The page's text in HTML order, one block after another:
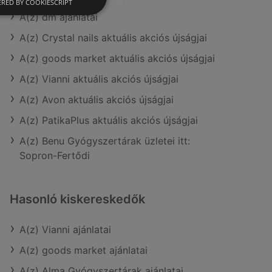
A(z) dm ajánlatai
A(z) Crystal nails aktuális akciós újságjai
A(z) goods market aktuális akciós újságjai
A(z) Vianni aktuális akciós újságjai
A(z) Avon aktuális akciós újságjai
A(z) PatikaPlus aktuális akciós újságjai
A(z) Benu Gyógyszertárak üzletei itt:
Sopron-Fertődi
Hasonló kiskereskedők
A(z) Vianni ajánlatai
A(z) goods market ajánlatai
BY COOKIESCRIPT